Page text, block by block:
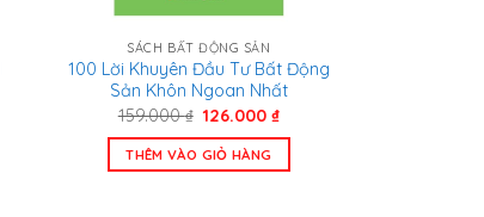
SÁCH BẤT ĐỘNG SẢN
100 Lời Khuyên Đầu Tư Bất Động
Sản Khôn Ngoan Nhất
159.000₫ Giá
là:
159.000 ₫.
126.000₫Giá
là:
THÊM VÀO GIỎ HÀNG